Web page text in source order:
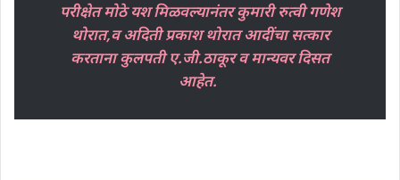
परीक्षेत मोठे यश मिळवल्यानंतर कुमारी रुत्वी गणेश
थोरात,व अदिती प्रकाश थोरात आदींचा सत्कार
करताना कुलपती ए.जी.ठाकूर व मान्यवर दिसत
आहेत.